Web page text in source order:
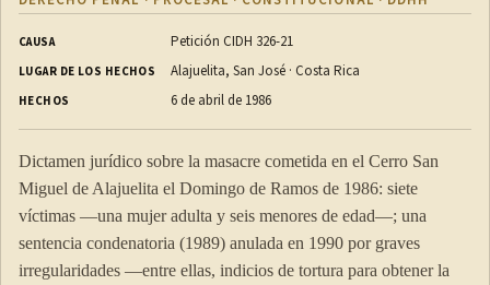
CAUSA Petición CIDH 326-21
LUGAR DE LOS HECHOS Alajuelita, San José · Costa Rica
HECHOS 6 de abril de 1986
Dictamen jurídico sobre la masacre cometida en el Cerro San
Miguel de Alajuelita el Domingo de Ramos de 1986: siete
víctimas —una mujer adulta y seis menores de edad—; una
sentencia condenatoria (1989) anulada en 1990 por graves
irregularidades —entre ellas, indicios de tortura para obtener la